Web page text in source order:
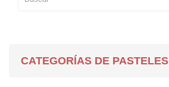
CATEGORÍAS DE PASTELES